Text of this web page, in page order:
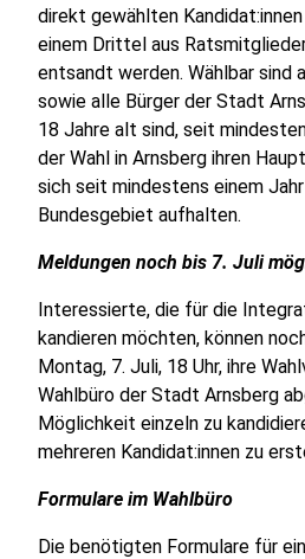
direkt gewählten
einem Drittel aus
entsandt werden. Wählbar sind
sowie alle Bürger der Stadt
18 Jahre alt sind, seit
der Wahl in Arnsberg ihren
sich seit mindestens einem
Bundesgebiet aufhalten.
Meldungen noch bis 7. Juli
Interessierte, die für die
kandieren möchten, können
Montag, 7. Juli, 18 Uhr, ihre
Wahlbüro der Stadt Arnsberg
Möglichkeit einzeln zu
mehreren Kandidat:innen zu
Formulare im Wahlbüro
Die benötigten Formulare für